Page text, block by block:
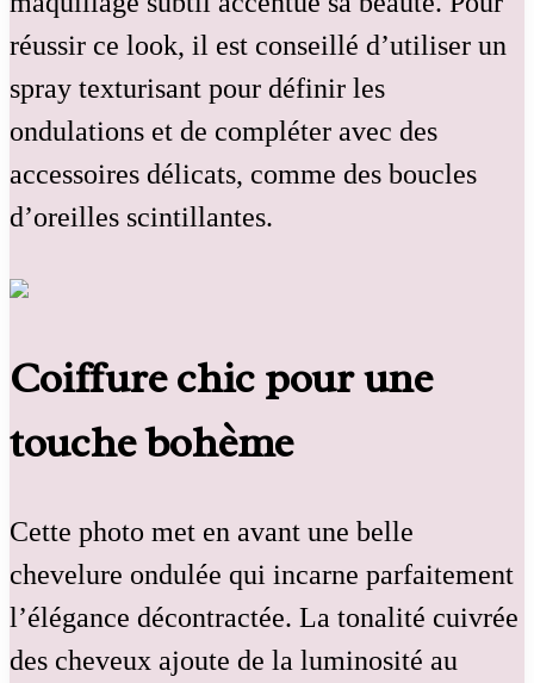
réussir ce look, il est conseillé d’utiliser un
spray texturisant pour définir les
ondulations et de compléter avec des
accessoires délicats, comme des boucles
d’oreilles scintillantes.
Coiffure chic pour une
touche bohème
Cette photo met en avant une belle
chevelure ondulée qui incarne parfaitement
l’élégance décontractée. La tonalité cuivrée
des cheveux ajoute de la luminosité au